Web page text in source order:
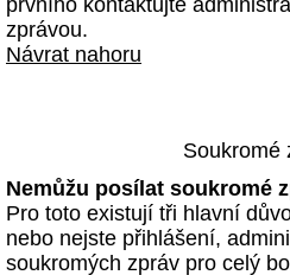
prvního kontaktujte
zprávou.
Návrat nahoru
Soukromé
Nemůžu posílat soukromé
Pro toto existují tři hlavní
nebo nejste přihlášení,
soukromých zpráv pro celý